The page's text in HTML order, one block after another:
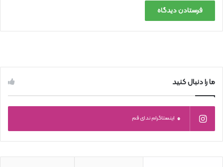
ما را دنبال کنید
0 اینستاگرام ندای قم